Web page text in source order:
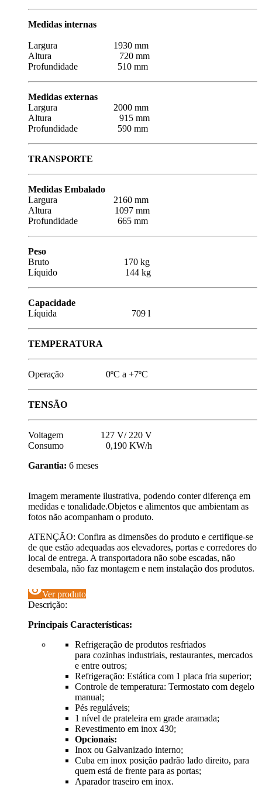
Medidas internas
Largura 1930 mm
Altura 720 mm
Profundidade 510 mm
Medidas externas
Largura 2000 mm
Altura 915 mm
Profundidade 590 mm
TRANSPORTE
Medidas Embalado
Largura 2160 mm
Altura 1097 mm
Profundidade 665 mm
Peso
Bruto 170 kg
Líquido 144 kg
Capacidade
Líquida 709 l
TEMPERATURA
Operação 0ºC a +7ºC
TENSÃO
Voltagem 127 V/ 220 V
Consumo 0,190 KW/h
Garantia: 6 meses
Imagem meramente ilustrativa, podendo conter diferença em
medidas e tonalidade.Objetos e alimentos que ambientam as
fotos não acompanham o produto.
ATENÇÃO: Confira as dimensões do produto e certifique-se
de que estão adequadas aos elevadores, portas e corredores do
local de entrega. A transportadora não sobe escadas, não
desembala, não faz montagem e nem instalação dos produtos.
visibilityVer produto
Descrição:
Principais Características:
Refrigeração de produtos resfriados
para cozinhas industriais, restaurantes, mercados
e entre outros;
Refrigeração: Estática com 1 placa fria superior;
Controle de temperatura: Termostato com degelo
manual;
Pés reguláveis;
1 nível de prateleira em grade aramada;
Revestimento em inox 430;
Opcionais:
Inox ou Galvanizado interno;
Cuba em inox posição padrão lado direito, para
quem está de frente para as portas;
Aparador traseiro em inox.